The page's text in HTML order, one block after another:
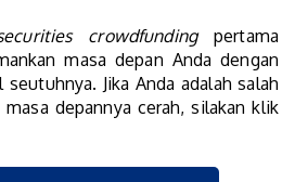
crowdfundingpertama
masa depan Anda dengan
Jika Anda adalah salah
depannya cerah, silakan klik